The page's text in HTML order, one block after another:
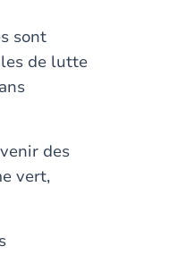
sont
de lutte
des
vert,